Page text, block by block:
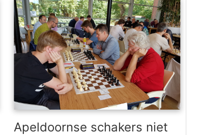
Apeldoornse schakers niet